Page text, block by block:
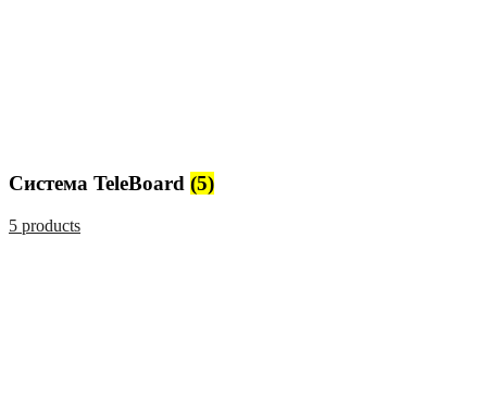
Система TeleBoard (5)
5 products